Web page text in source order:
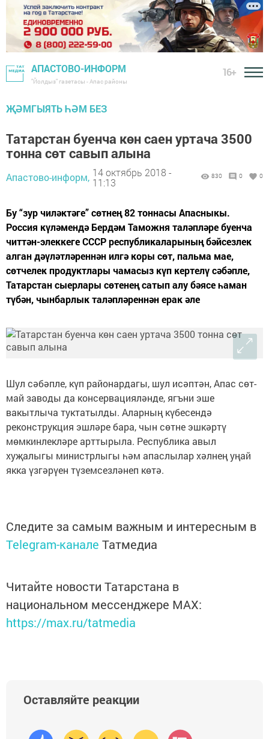
АПАСТОВО-ИНФОРМ
"Йолдыз" газетасы - Апас районы
16+
ҖӘМГЫЯТЬ ҺӘМ БЕЗ
Татарстан буенча көн саен уртача 3500
тонна сөт савып алына
Апастово-информ, 14 октябрь 2018 -
11:13
830 0 0
Бу “зур чиләктәге” сөтнең 82 тоннасы Апасныкы.
Россия күләмендә Бердәм Таможня таләпләре буенча
читтән-элеккеге СССР республикаларының бәйсезлек
алган дәүләтләреннән илгә коры сөт, пальма мае,
сөтчелек продуктлары чамасыз күп кертелү сәбәпле,
Татарстан сыерлары сөтенең сатып алу бәясе һаман
түбән, чынбарлык таләпләреннән ерак әле
Шул сәбәпле, күп районардагы, шул исәптән, Апас сөт-
май заводы да консервацияләнде, ягъни эше
вакытлыча туктатылды. Аларның күбесендә
реконструкция эшләре бара, чын сөтне эшкәртү
мөмкинлекләре арттырыла. Республика авыл
хуҗалыгы министрлыгы һәм апаслылар хәлнең уңай
якка үзгәрүен түземсезләнеп көтә.
Следите за самым важным и интересным в
Telegram-канале Татмедиа
Читайте новости Татарстана в
национальном мессенджере MАХ:
https://max.ru/tatmedia
Оставляйте реакции